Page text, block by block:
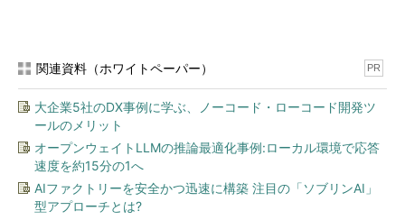
一方、実際に操作するVMは特定のリソースグループ内だけに
制限する（上図では「リソースグループA」内のVMのみ操作可
能）。無制限、すなわちサブスクリプション内の全VMを操作で
きるようにすると、誤って別のプロジェクトのVMを止めてしま
った、といった事故が生じかねないからだ。
さて、以下では説明を簡単にするために、操作対象のVMはデ
関連資料（ホワイトペーパー） PR
大企業5社のDX事例に学ぶ、ノーコード・ローコード開発ツ
ールのメリット
オープンウェイトLLMの推論最適化事例:ローカル環境で応答
速度を約15分の1へ
AIファクトリーを安全かつ迅速に構築 注目の「ソブリンAI」
型アプローチとは?